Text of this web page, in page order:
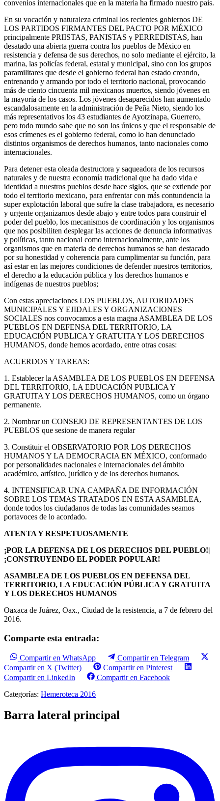
convenios internacionales que en la materia ha firmado nuestro país.
En su vocación y naturaleza criminal los recientes gobiernos DE
LOS PARTIDOS FIRMANTES DEL PACTO POR MÉXICO
principalmente PRIISTAS, PANISTAS y PERREDISTAS, han
desatado una abierta guerra contra los pueblos de México en
resistencia y defensa de sus derechos, no solo mediante el ejército, la
marina, las policías federal, estatal y municipal, sino con los grupos
paramilitares que desde el gobierno federal han estado creando,
entrenando y armando por todo el territorio nacional, provocando
más de ciento cincuenta mil mexicanos muertos, siendo jóvenes en
la mayoría de los casos. Los jóvenes desaparecidos han aumentado
escandalosamente en la administración de Peña Nieto, siendo los
más representativos los 43 estudiantes de Ayotzinapa, Guerrero,
pero todo mundo sabe que no son los únicos y que el responsable de
esos crímenes es el gobierno federal, como lo han denunciado
distintos organismos de derechos humanos, tanto nacionales como
internacionales.
Para detener esta oleada destructora y saqueadora de los recursos
naturales y de nuestra economía tradicional que ha dado vida e
identidad a nuestros pueblos desde hace siglos, que se extiende por
todo el territorio mexicano, para enfrentar con más contundencia la
super explotación laboral que sufre la clase trabajadora, es necesario
y urgente organizarnos desde abajo y entre todos para construir el
poder del pueblo, los mecanismos de coordinación y los organismos
que nos posibiliten desplegar las acciones de denuncia informativas
y políticas, tanto nacional como internacionalmente, ante los
organismos que en materia de derechos humanos se han destacado
por su honestidad y coherencia para cumplimentar su función, para
así estar en las mejores condiciones de defender nuestros territorios,
el derecho a la educación pública y los derechos humanos e
indígenas de nuestros pueblos;
Con estas apreciaciones LOS PUEBLOS, AUTORIDADES
MUNICIPALES Y EJIDALES Y ORGANIZACIONES
SOCIALES nos convocamos a esta magna ASAMBLEA DE LOS
PUEBLOS EN DEFENSA DEL TERRITORIO, LA
EDUCACIÓN PUBLICA Y GRATUITA Y LOS DERECHOS
HUMANOS, donde hemos acordado, entre otras cosas:
ACUERDOS Y TAREAS:
1. Establecer la ASAMBLEA DE LOS PUEBLOS EN DEFENSA
DEL TERRITORIO, LA EDUCACIÓN PUBLICA Y
GRATUITA Y LOS DERECHOS HUMANOS, como un órgano
permanente.
2. Nombrar un CONSEJO DE REPRESENTANTES DE LOS
PUEBLOS que sesione de manera regular
3. Constituir el OBSERVATORIO POR LOS DERECHOS
HUMANOS Y LA DEMOCRACIA EN MÉXICO, conformado
por personalidades nacionales e internacionales del ámbito
académico, artístico, jurídico y de los derechos humanos.
4. INTENSIFICAR UNA CAMPAÑA DE INFORMACIÓN
SOBRE LOS TEMAS TRATADOS EN ESTA ASAMBLEA,
donde todos los ciudadanos de todas las comunidades seamos
portavoces de lo acordado.
ATENTA Y RESPETUOSAMENTE
¡POR LA DEFENSA DE LOS DERECHOS DEL PUEBLO!|
¡CONSTRUYENDO EL PODER POPULAR!
ASAMBLEA DE LOS PUEBLOS EN DEFENSA DEL
TERRITORIO, LA EDUCACIÓN PÚBLICA Y GRATUITA
Y LOS DERECHOS HUMANOS
Oaxaca de Juárez, Oax., Ciudad de la resistencia, a 7 de febrero del
2016.
Comparte esta entrada:
Compartir en WhatsApp
Compartir en Telegram
Compartir en X (Twitter)
Compartir en Pinterest
Compartir en LinkedIn
Compartir en Facebook
Categorías: Hemeroteca 2016
Barra lateral principal